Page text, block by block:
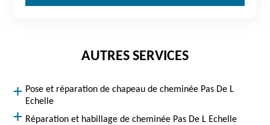
AUTRES SERVICES
Pose et réparation de chapeau de cheminée Pas De L
Echelle
Réparation et habillage de cheminée Pas De L Echelle